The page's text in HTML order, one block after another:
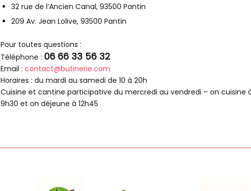
32 rue de l’Ancien Canal, 93500 Pantin
209 Av. Jean Lolive, 93500 Pantin
Pour toutes questions :
Téléphone : 06 66 33 56 32
Email : contact@butinerie.com
Horaires : du mardi au samedi de 10 à 20h
Cuisine et cantine participative du mercredi au vendredi – on cuisine
9h30 et on déjeune à 12h45